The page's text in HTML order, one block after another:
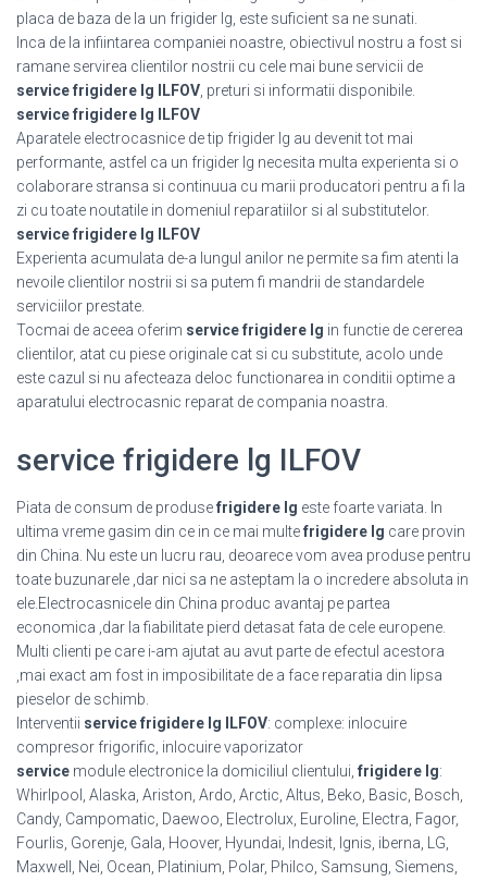
placa de baza de la un frigider lg, este suficient sa ne sunati.
Inca de la infiintarea companiei noastre, obiectivul nostru a fost si
ramane servirea clientilor nostrii cu cele mai bune servicii de
service frigidere lg ILFOV , preturi si informatii disponibile.
service frigidere lg ILFOV
Aparatele electrocasnice de tip frigider lg au devenit tot mai
performante, astfel ca un frigider lg necesita multa experienta si o
colaborare stransa si continuua cu marii producatori pentru a fi la
zi cu toate noutatile in domeniul reparatiilor si al substitutelor.
service frigidere lg ILFOV
Experienta acumulata de-a lungul anilor ne permite sa fim atenti la
nevoile clientilor nostrii si sa putem fi mandrii de standardele
serviciilor prestate.
Tocmai de aceea oferim service frigidere lg in functie de cererea
clientilor, atat cu piese originale cat si cu substitute, acolo unde
este cazul si nu afecteaza deloc functionarea in conditii optime a
aparatului electrocasnic reparat de compania noastra.
service frigidere lg ILFOV
Piata de consum de produsefrigidere lg este foarte variata. In
ultima vreme gasim din ce in ce mai multefrigidere lg care provin
din China. Nu este un lucru rau, deoarece vom avea produse pentru
toate buzunarele ,dar nici sa ne asteptam la o incredere absoluta in
ele.Electrocasnicele din China produc avantaj pe partea
economica ,dar la fiabilitate pierd detasat fata de cele europene.
Multi clienti pe care i-am ajutat au avut parte de efectul acestora
,mai exact am fost in imposibilitate de a face reparatia din lipsa
pieselor de schimb.
Interventii service frigidere lg ILFOV: complexe: inlocuire
compresor frigorific, inlocuire vaporizator
service module electronice la domiciliul clientului, frigidere lg:
Whirlpool, Alaska, Ariston, Ardo, Arctic, Altus, Beko, Basic, Bosch,
Candy, Campomatic, Daewoo, Electrolux, Euroline, Electra, Fagor,
Fourlis, Gorenje, Gala, Hoover, Hyundai, Indesit, Ignis, iberna, LG,
Maxwell, Nei, Ocean, Platinium, Polar, Philco, Samsung, Siemens,